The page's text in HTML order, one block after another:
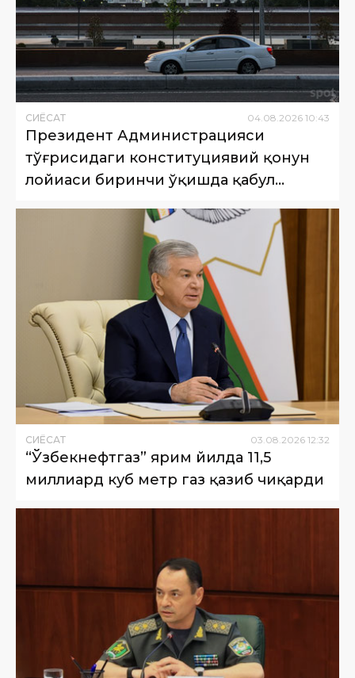
СИËСАТ 04.08.2026 10:43
Президент Администрацияси
тўғрисидаги конституциявий қонун
лойиҳаси биринчи ўқишда қабул
СИËСАТ 03.08.2026 12:32
“Ўзбекнефтгаз” ярим йилда 11,5
миллиард куб метр газ қазиб чиқарди